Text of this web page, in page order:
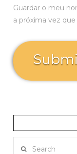
Guardar o meu
a próxima vez